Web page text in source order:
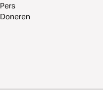
Pers
Doneren